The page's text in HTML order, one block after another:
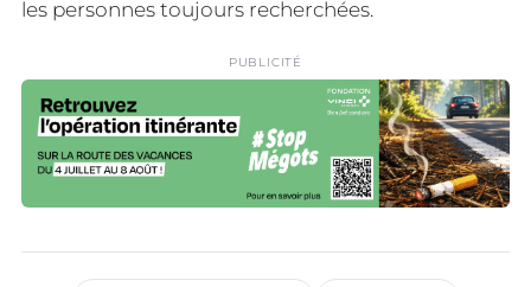
les personnes toujours recherchées.
PUBLICITÉ